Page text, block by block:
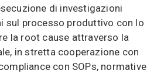
di investigazioni
sul processo produttivo con lo
la root cause attraverso la
in stretta cooperazione con
con SOPs, normative